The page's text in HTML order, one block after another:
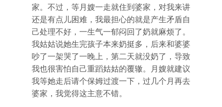
家。不过，等月嫂一走就住到婆家，对我来讲
还是有点儿困难，我最担心的就是产生矛盾自
己处理不好，一生气一郁闷回了奶就麻烦了。
我姑姑说她生完孩子本来奶挺多，后来和婆婆
吵了一架哭了一晚上，第二天就没奶了，导致
我也很害怕自己重蹈姑姑的覆辙。月嫂就建议
我等她走后请个保姆过渡一下，过几个月再去
婆家，我觉得这主意不错。